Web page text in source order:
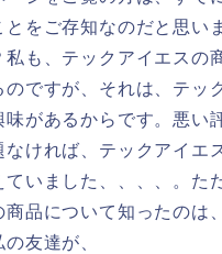
とをご存知なのだと思い
私も、テックアイエスの
のですが、それは、テッ
味があるからです。悪い
なければ、テックアイエ
ていました、、、、。た
商品について知ったのは
友達が、